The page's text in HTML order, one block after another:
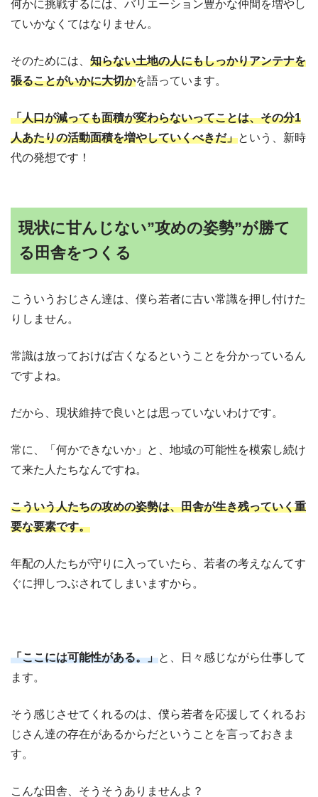
何かに挑戦するには、バリエーション豊かな仲間を増やし
ていかなくてはなりません。
そのためには、 知らない土地の人にもしっかりアンテナを
張ることがいかに大切かを語っています。
「人口が減っても面積が変わらないってことは、その分1
人あたりの活動面積を増やしていくべきだ」という、新時
代の発想です！
現状に甘んじない”攻めの姿勢”が勝て
る田舎をつくる
こういうおじさん達は、僕ら若者に古い常識を押し付けた
りしません。
常識は放っておけば古くなるということを分かっているん
ですよね。
だから、現状維持で良いとは思っていないわけです。
常に、「何かできないか」と、地域の可能性を模索し続け
て来た人たちなんですね。
こういう人たちの攻めの姿勢は、田舎が生き残っていく重
要な要素です。
年配の人たちが守りに入っていたら、若者の考えなんてす
ぐに押しつぶされてしまいますから。
「ここには可能性がある。」と、日々感じながら仕事して
ます。
そう感じさせてくれるのは、僕ら若者を応援してくれるお
じさん達の存在があるからだということを言っておきま
す。
こんな田舎、そうそうありませんよ？